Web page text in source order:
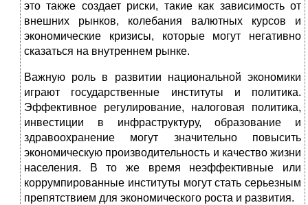
это также создает риски, такие как зависимость от
внешних рынков, колебания валютных курсов и
экономические кризисы, которые могут негативно
сказаться на внутреннем рынке.
Важную роль в развитии национальной экономики
играют государственные институты и политика.
Эффективное регулирование, налоговая политика,
инвестиции в инфраструктуру, образование и
здравоохранение могут значительно повысить
экономическую производительность и качество жизни
населения. В то же время неэффективные или
коррумпированные институты могут стать серьезным
препятствием для экономического роста и развития.